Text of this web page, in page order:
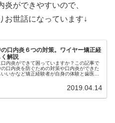
ができやすいので、
お世話になっています↓
口内炎６つの対策。ワイヤー矯正経
解説
内炎ができて困っていますか？この記事で
口内炎を防ぐための対策や口内炎ができた
いかなど矯正経験者が自身の体験と歯医者
2019.04.14